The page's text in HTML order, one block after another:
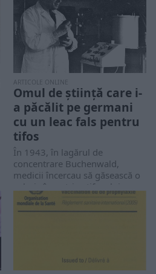
ARTICOLE ONLINE
Omul de știință care i-
a păcălit pe germani
cu un leac fals pentru
tifos
În 1943, în lagărul de
concentrare Buchenwald,
medicii încercau să găsească o
soluție împotriva tifosului.
Ludwik...